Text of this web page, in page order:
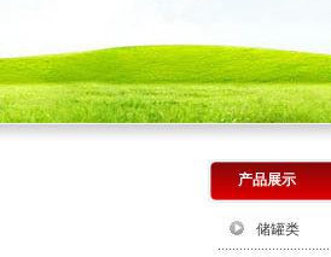
产品展示
储罐类